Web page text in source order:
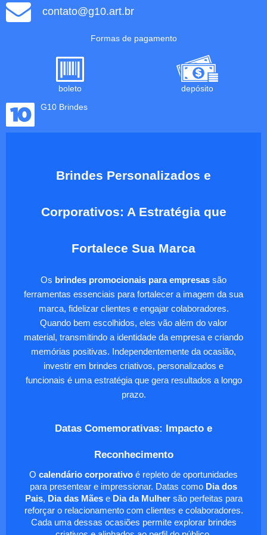
contato@g10.art.br
Formas de pagamento
boleto
depósito
G10 Brindes
Brindes Personalizados e
Corporativos: A Estratégia que
Fortalece Sua Marca
Os brindes promocionais para empresas são
ferramentas essenciais para fortalecer a imagem da sua
marca, fidelizar clientes e engajar colaboradores.
Quando bem escolhidos, eles vão além do valor
material, transmitindo a identidade da empresa e criando
memórias positivas. Independentemente da ocasião,
investir em brindes criativos, personalizados e
funcionais é uma estratégia que gera resultados a longo
prazo.
Datas Comemorativas: Impacto e
Reconhecimento
O calendário corporativo é repleto de oportunidades
para presentear e impressionar. Datas como Dia dos
Pais, Dia das Mãese Dia da Mulhersão perfeitas para
reforçar o relacionamento com clientes e colaboradores.
Cada uma dessas ocasiões permite explorar brindes